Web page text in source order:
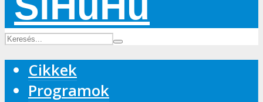
Cikkek
Programok